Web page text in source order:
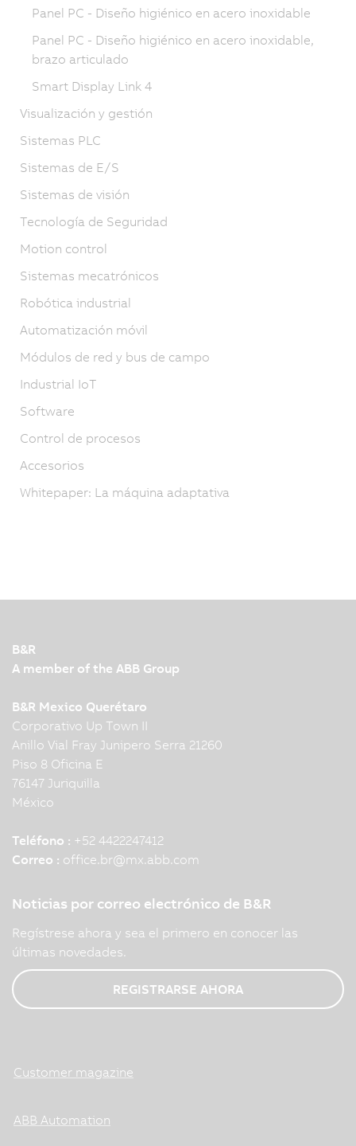
Panel PC - Diseño higiénico en acero inoxidable
Panel PC - Diseño higiénico en acero inoxidable,
brazo articulado
Smart Display Link 4
Visualización y gestión
Sistemas PLC
Sistemas de E/S
Sistemas de visión
Tecnología de Seguridad
Motion control
Sistemas mecatrónicos
Robótica industrial
Automatización móvil
Módulos de red y bus de campo
Industrial IoT
Software
Control de procesos
Accesorios
Whitepaper: La máquina adaptativa
B&R
A member of the ABB Group
B&R Mexico Querétaro
Corporativo Up Town II
Anillo Vial Fray Junipero Serra 21260
Piso 8 Oficina E
76147 Juriquilla
México
Teléfono : +52 4422247412
Correo : office.br@mx.abb.com
Noticias por correo electrónico de B&R
Regístrese ahora y sea el primero en conocer las
últimas novedades.
REGISTRARSE AHORA
Customer magazine
ABB Automation